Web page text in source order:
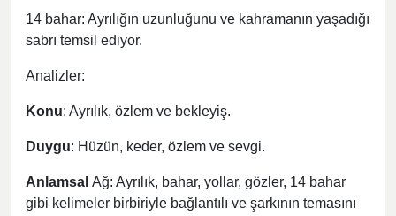
14 bahar: Ayrılığın uzunluğunu ve kahramanın yaşadığı
sabrı temsil ediyor.
Analizler:
Konu: Ayrılık, özlem ve bekleyiş.
Duygu: Hüzün, keder, özlem ve sevgi.
Anlamsal Ağ: Ayrılık, bahar, yollar, gözler, 14 bahar
gibi kelimeler birbiriyle bağlantılı ve şarkının temasını